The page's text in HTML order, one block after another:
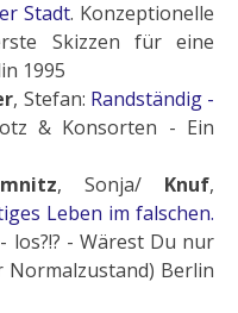
Stadt. Konzeptionelle
Skizzen für eine
1995
, Stefan: Randständig -
& Konsorten - Ein
, Sonja/ Knuf,
Leben im falschen.
los?!? - Wärest Du nur
Berlin